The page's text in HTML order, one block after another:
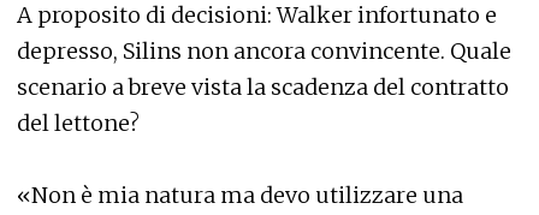
A proposito di decisioni: Walker infortunato e
depresso, Silins non ancora convincente. Quale
scenario a breve vista la scadenza del contratto
del lettone?
«Non è mia natura ma devo utilizzare una